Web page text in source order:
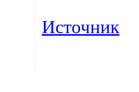
Источник